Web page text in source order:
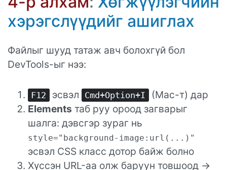
хэрэгслүүдийг ашиглах
Файлыг шууд татаж авч болохгүй бол
DevTools-ыг нээ:
F12 эсвэл Cmd+Option+I
(Mac-т) дар
Elements таб руу ороод загварыг
шалга: дэвсгэр зураг нь
style="background-image:url(...)"
эсвэл CSS класс дотор байж болно
Хүссэн URL-аа олж баруун товшоод →